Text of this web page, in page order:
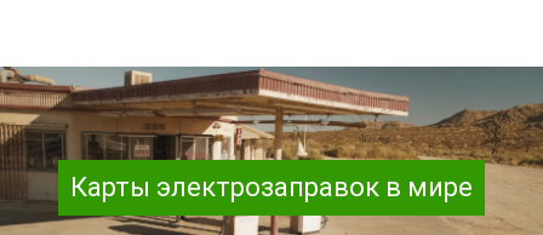
Карты электрозаправок в мире